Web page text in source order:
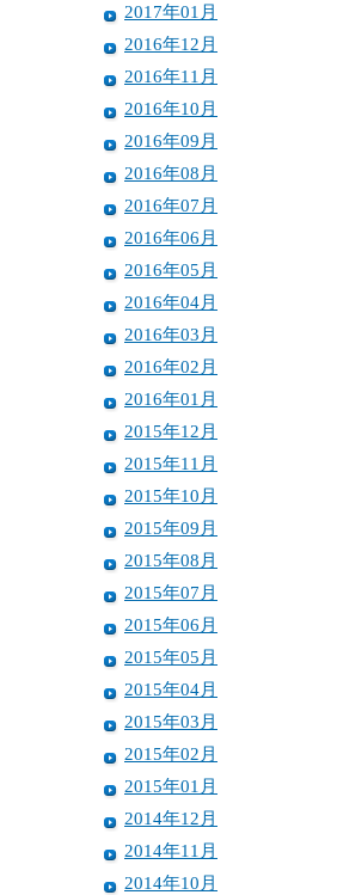
2017年01月
2016年12月
2016年11月
2016年10月
2016年09月
2016年08月
2016年07月
2016年06月
2016年05月
2016年04月
2016年03月
2016年02月
2016年01月
2015年12月
2015年11月
2015年10月
2015年09月
2015年08月
2015年07月
2015年06月
2015年05月
2015年04月
2015年03月
2015年02月
2015年01月
2014年12月
2014年11月
2014年10月